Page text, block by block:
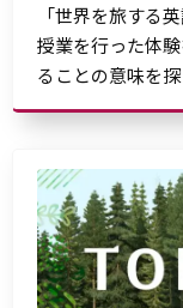
「世界を旅する
授業を行った体
ることの意味を探